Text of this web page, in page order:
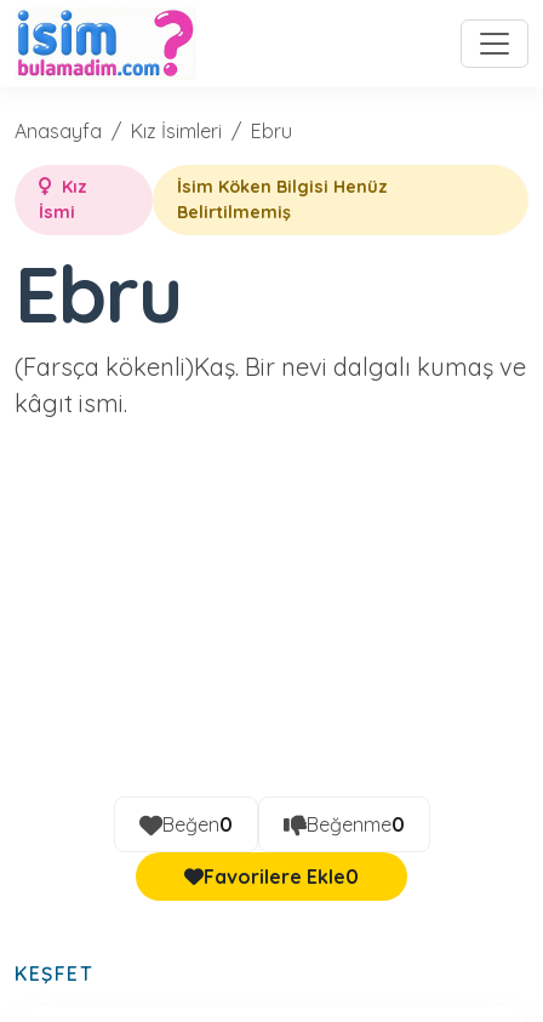
Anasayfa Kız İsimleri Ebru
Kız
İsmi
İsim Köken Bilgisi Henüz
Belirtilmemiş
Ebru
(Farsça kökenli)Kaş. Bir nevi dalgalı kumaş ve
kâgıt ismi.
Beğen0 Beğenme0
Favorilere Ekle0
KEŞFET